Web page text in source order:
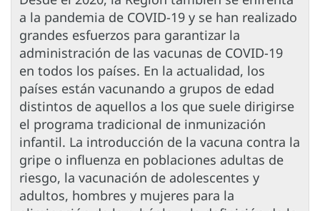
a la pandemia de COVID-19 y se han realizado
grandes esfuerzos para garantizar la
administración de las vacunas de COVID-19
en todos los países. En la actualidad, los
países están vacunando a grupos de edad
distintos de aquellos a los que suele dirigirse
el programa tradicional de inmunización
infantil. La introducción de la vacuna contra la
gripe o influenza en poblaciones adultas de
riesgo, la vacunación de adolescentes y
adultos, hombres y mujeres para la